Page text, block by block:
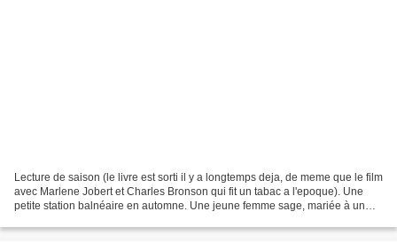
Lecture de saison (le livre est sorti il y a longtemps deja, de meme que le film
avec Marlene Jobert et Charles Bronson qui fit un tabac a l'epoque). Une
petite station balnéaire en automne. Une jeune femme sage, mariée à un